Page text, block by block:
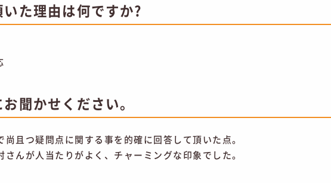
た理由は何ですか?
聞かせください。
尚且つ疑問点に関する事を的確に回答して頂いた点。
さんが人当たりがよく、チャーミングな印象でした。